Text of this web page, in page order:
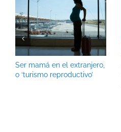
Ser mamá en el extranjero,
o ‘turismo reproductivo’